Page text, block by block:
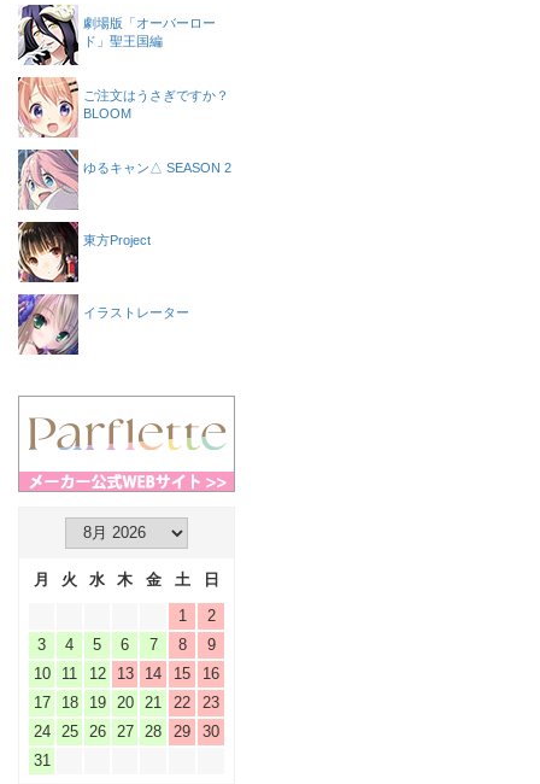
劇場版「オーバーロー
ド」聖王国編
ご注文はうさぎですか？
BLOOM
ゆるキャン△ SEASON 2
東方Project
イラストレーター
月 火 水 木 金 土
日
1
2
3
4 5 6 7 8
9
10
11 12 13 14 15
16
17
18 19 20 21 22
23
24
25 26 27 28 29
30
31